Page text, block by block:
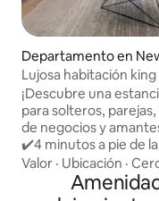
Departamento en
Lujosa habitación
25 minutos de Nueva
de Prudential/Penn
¡Descubre una
para solteros,
de negocios y
✔️4 minutos a pie de
Penn (tren a Nueva
minutos) y del
✔️menos de 15
Valor · Ubicación ·